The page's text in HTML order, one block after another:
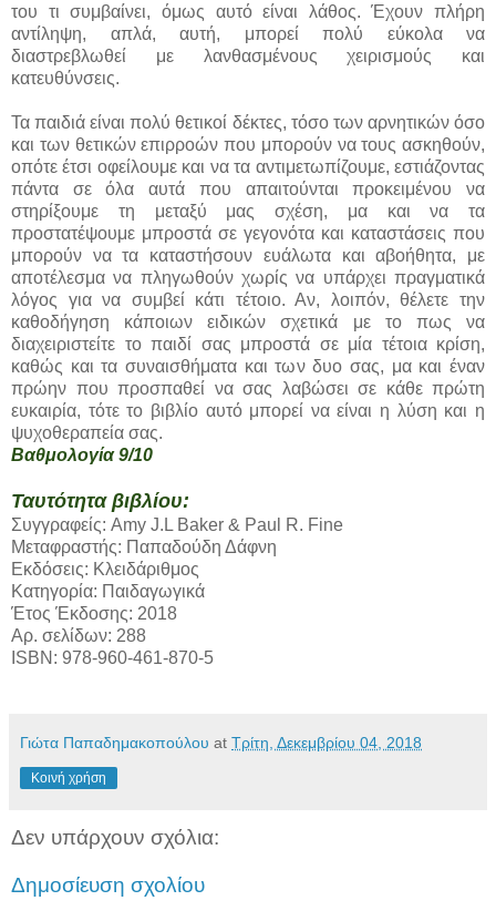
του τι συμβαίνει, όμως αυτό είναι λάθος. Έχουν πλήρη
αντίληψη, απλά, αυτή, μπορεί πολύ εύκολα να
διαστρεβλωθεί με λανθασμένους χειρισμούς και
κατευθύνσεις.
Τα παιδιά είναι πολύ θετικοί δέκτες, τόσο των αρνητικών όσο
και των θετικών επιρροών που μπορούν να τους ασκηθούν,
οπότε έτσι οφείλουμε και να τα αντιμετωπίζουμε, εστιάζοντας
πάντα σε όλα αυτά που απαιτούνται προκειμένου να
στηρίξουμε τη μεταξύ μας σχέση, μα και να τα
προστατέψουμε μπροστά σε γεγονότα και καταστάσεις που
μπορούν να τα καταστήσουν ευάλωτα και αβοήθητα, με
αποτέλεσμα να πληγωθούν χωρίς να υπάρχει πραγματικά
λόγος για να συμβεί κάτι τέτοιο. Αν, λοιπόν, θέλετε την
καθοδήγηση κάποιων ειδικών σχετικά με το πως να
διαχειριστείτε το παιδί σας μπροστά σε μία τέτοια κρίση,
καθώς και τα συναισθήματα και των δυο σας, μα και έναν
πρώην που προσπαθεί να σας λαβώσει σε κάθε πρώτη
ευκαιρία, τότε το βιβλίο αυτό μπορεί να είναι η λύση και η
ψυχοθεραπεία σας.
Βαθμολογία 9/10
Ταυτότητα βιβλίου:
Συγγραφείς: Amy J.L Baker & Paul R. Fine
Μεταφραστής: Παπαδούδη Δάφνη
Εκδόσεις: Κλειδάριθμος
Κατηγορία: Παιδαγωγικά
Έτος Έκδοσης: 2018
Αρ. σελίδων: 288
ISBN: 978-960-461-870-5
Γιώτα Παπαδημακοπούλου at Τρίτη, Δεκεμβρίου 04, 2018
Κοινή χρήση
Δεν υπάρχουν σχόλια:
Δημοσίευση σχολίου